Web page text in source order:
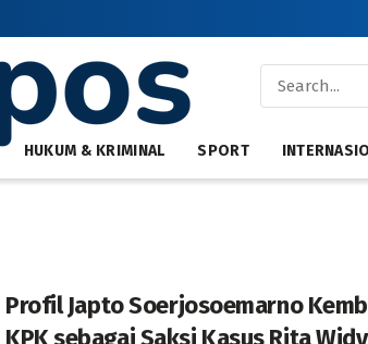
HUKUM & KRIMINAL SPORT
Profil Japto Soerjosoemarno
KPK sebagai Saksi Kasus Rita